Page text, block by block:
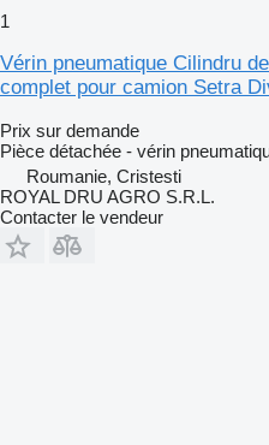
1
Vérin pneumatique Cilindru
complet pour camion Setra
Prix sur demande
Pièce détachée - vérin
Roumanie, Cristesti
ROYAL DRU AGRO S.R.L.
Contacter le vendeur